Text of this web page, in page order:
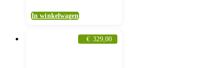
In winkelwagen
€ 329,00